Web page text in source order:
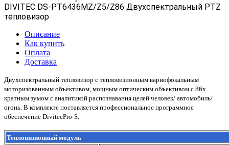
DIVITEC DS-PT6436MZ/Z5/Z86 Двухспектральный PTZ
тепловизор
Описание
Как купить
Оплата
Доставка
Двухспектральный тепловизор c тепловизионным вариофокальным
моторизованным объективом, мощным оптическим объективом с 86х
кратным зумом с аналитикой распознавания целей человек/ автомобиль/
огонь. В комплекте поставляется профессиональное программное
обеспечение DivitecPro-S.
Тепловизионный модуль